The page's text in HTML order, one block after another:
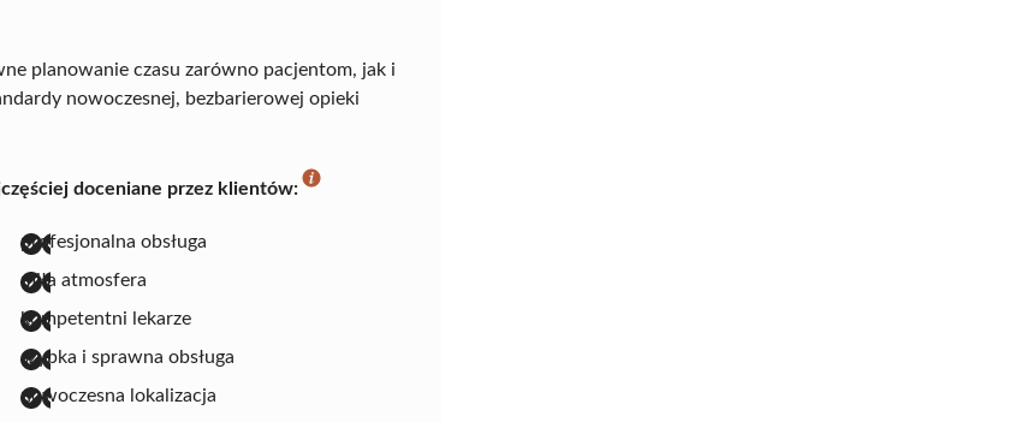
planowanie czasu zarówno pacjentom, jak i
nowoczesnej, bezbarierowej opieki
doceniane przez klientów:
profesjonalna obsługa
miła atmosfera
kompetentni lekarze
szybka i sprawna obsługa
nowoczesna lokalizacja